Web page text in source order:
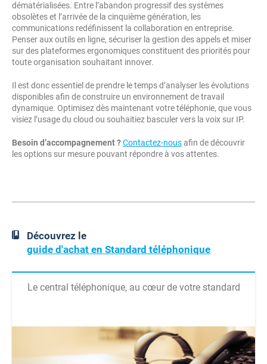
dématérialisées. Entre l’abandon progressif des systèmes
obsolètes et l’arrivée de la cinquième génération, les
communications redéfinissent la collaboration en entreprise.
Penser aux outils en ligne, sécuriser la gestion des appels et miser
sur des plateformes ergonomiques constituent des priorités pour
toute organisation souhaitant innover.
Il est donc essentiel de prendre le temps d’analyser les évolutions
disponibles afin de construire un environnement de travail
dynamique. Optimisez dès maintenant votre téléphonie, que vous
visiez l’usage du cloud ou souhaitiez basculer vers la voix sur IP.
Besoin d’accompagnement ?Contactez-nousafin de découvrir
les options sur mesure pouvant répondre à vos attentes.
Découvrez le
guide d'achat en Standard téléphonique
Le central téléphonique, au cœur de votre standard